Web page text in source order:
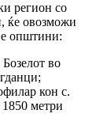
регион со
ќе овозможи
општини:
во
кон с.
метри